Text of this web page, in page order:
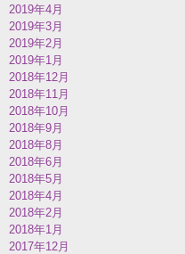
2019年4月
2019年3月
2019年2月
2019年1月
2018年12月
2018年11月
2018年10月
2018年9月
2018年8月
2018年6月
2018年5月
2018年4月
2018年2月
2018年1月
2017年12月